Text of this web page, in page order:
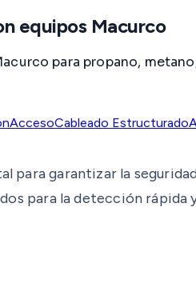
equipos Macurco
para propano,
AccesoCableado Estructurado
para garantizar la
para la detección rápida